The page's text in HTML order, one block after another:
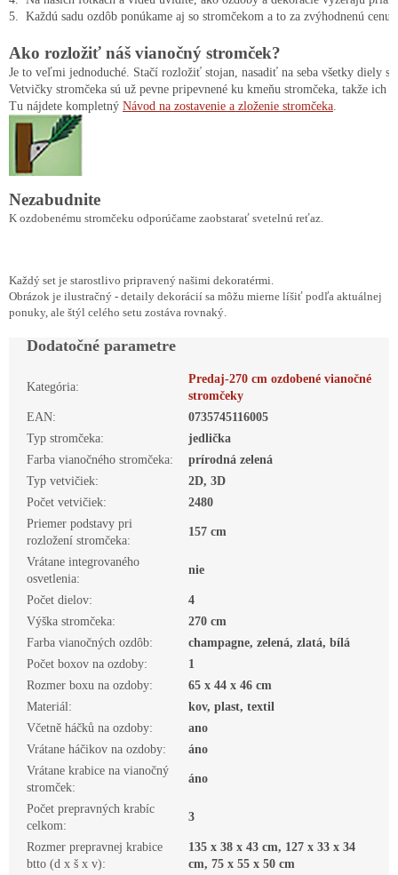
Ako rozložiť náš vianočný stromček?
Je to veľmi jednoduché. Stačí rozložiť stojan, nasadiť na seba všetky diely
Vetvičky stromčeka sú už pevne pripevnené ku kmeňu stromčeka, takže ich
Tu nájdete kompletný Návod na zostavenie a zloženie stromčeka
Nezabudnite
K ozdobenému stromčeku odporúčame zaobstarať svetelnú reťaz.
Každý set je starostlivo pripravený našimi dekoratérmi.
Obrázok je ilustračný - detaily dekorácií sa môžu mierne líšiť podľa aktuálnej
ponuky, ale štýl celého setu zostáva rovnaký.
Dodatočné parametre
Kategória:
Predaj-270 cm ozdobené vianočné
stromčeky
EAN:
0735745116005
Typ stromčeka:
jedlička
Farba vianočného stromčeka:
prírodná zelená
Typ vetvičiek:
2D, 3D
Počet vetvičiek:
2480
Priemer podstavy pri
rozložení stromčeka:
157 cm
Vrátane integrovaného
osvetlenia:
nie
Počet dielov:
4
Výška stromčeka:
270 cm
Farba vianočných ozdôb:
champagne, zelená, zlatá, bílá
Počet boxov na ozdoby:
1
Rozmer boxu na ozdoby:
65 x 44 x 46 cm
Materiál :
kov, plast, textil
Včetně háčků na ozdoby:
ano
Vrátane háčikov na ozdoby:
áno
Vrátane krabice na vianočný
stromček:
áno
Počet prepravných krabíc
celkom:
3
Rozmer prepravnej krabice
btto (d x š x v):
135 x 38 x 43 cm, 127 x 33 x 34
cm, 75 x 55 x 50 cm